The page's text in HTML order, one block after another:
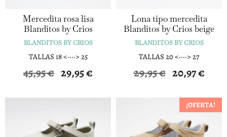
Mercedita rosa lisa
Blanditos by Crios
BLANDITOS BY CRIOS
TALLAS 18 <····> 25
45,95€ 29,95€
Lona tipo mercedita
Blanditos by Crios beige
BLANDITOS BY CRIOS
TALLAS 20 <····> 27
29,95€
El
precio
29,95 €.
20,97€El
es:
¡OFERTA!